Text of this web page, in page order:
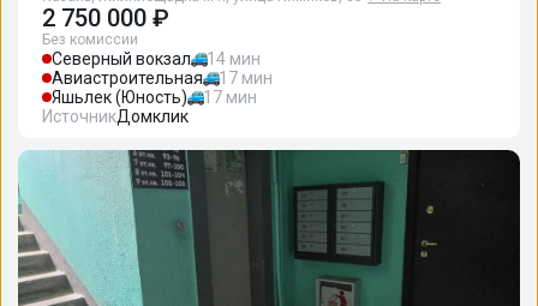
2 750 000 ₽
Без комиссии
Северный вокзал
14 мин
Авиастроительная
17 мин
Яшьлек (Юность)
17 мин
ИсточникДомклик